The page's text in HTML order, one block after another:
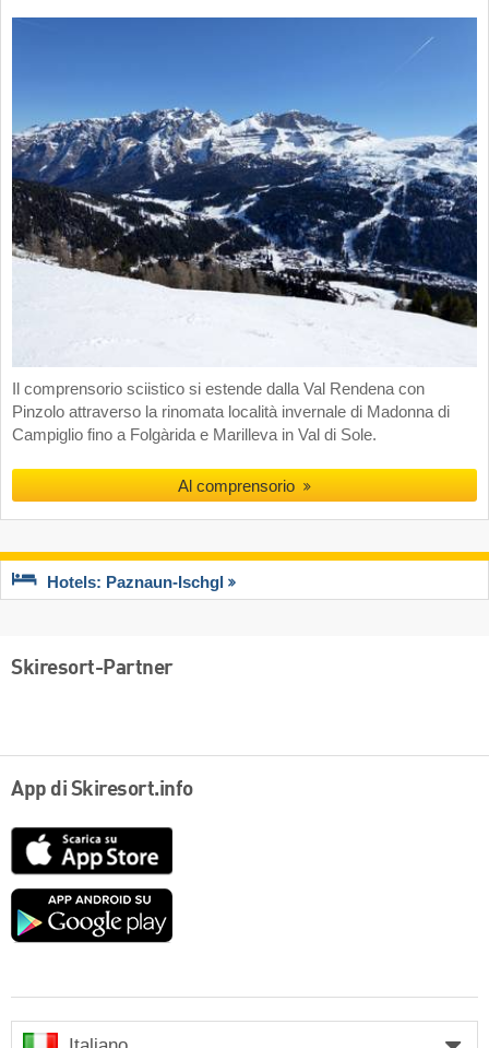
Il comprensorio sciistico si estende dalla Val Rendena con
Pinzolo attraverso la rinomata località invernale di Madonna di
Campiglio fino a Folgàrida e Marilleva in Val di Sole.
Al comprensorio
Hotels: Paznaun-Ischgl
Skiresort-Partner
App di Skiresort.info
Google